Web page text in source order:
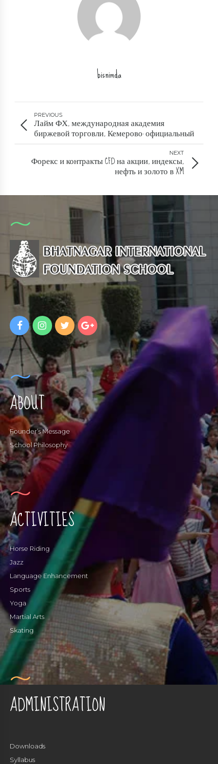
bisnimda
PREVIOUS
Лайм ФХ, международная академия
биржевой торговли, Кемерово: официальный
сайт, адрес, контакты Каталог компаний Cataloxy
NEXT
Форекс и контракты CFD на акции, индексы,
нефть и золото в XM
ABOUT
Founder’s Message
School Philosophy
ACTIVITIES
Horse Riding
Jazz
Language Enhancement
Sports
Yoga
Martial Arts
Skating
ADMINISTRATION
Downloads
Syllabus